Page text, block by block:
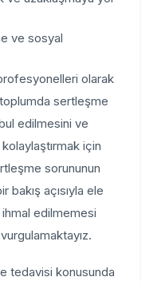
ve sosyal
olarak
sertleşme
edilmesini ve
için
sorununun
açısıyla ele
ihmal edilmemesi
tedavisi konusunda